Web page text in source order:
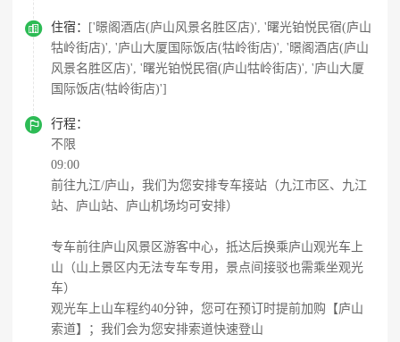
 住宿：
['暻阁酒店(庐山风景名胜区店)', '曙光铂悦民宿(庐山
牯岭街店)', '庐山大厦国际饭店(牯岭街店)', '暻阁酒店(庐山
风景名胜区店)', '曙光铂悦民宿(庐山牯岭街店)', '庐山大厦
国际饭店(牯岭街店)']

行程：
不限
09:00
前往九江/庐山，我们为您安排专车接站（九江市区、九江
站、庐山站、庐山机场均可安排）
专车前往庐山风景区游客中心，抵达后换乘庐山观光车上
山（山上景区内无法专车专用，景点间接驳也需乘坐观光
车）
观光车上山车程约40分钟，您可在预订时提前加购【庐山
索道】；我们会为您安排索道快速登山